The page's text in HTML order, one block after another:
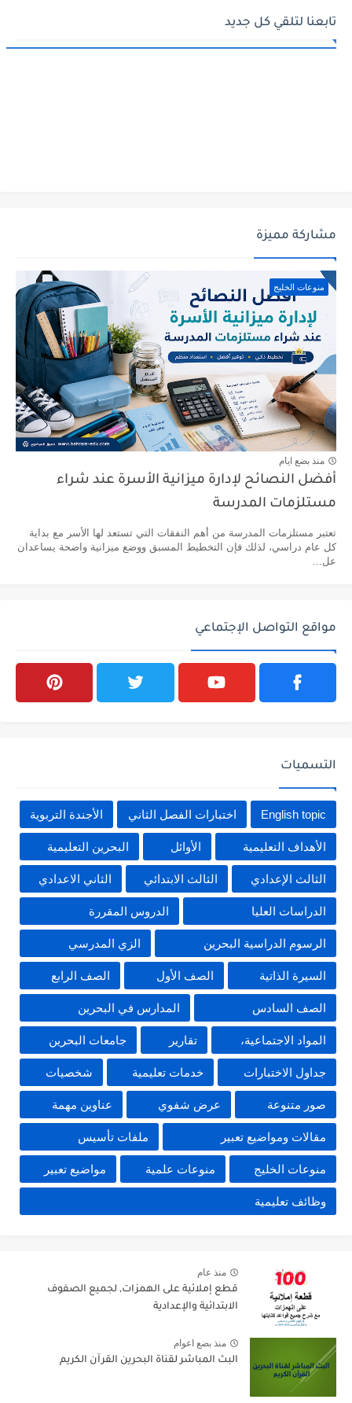
تابعنا لتلقي كل جديد
مشاركة مميزة
منوعات الخليج
منذ بضع ايام
أفضل النصائح لإدارة ميزانية الأسرة عند شراء
مستلزمات المدرسة
تعتبر مستلزمات المدرسة من أهم النفقات التي تستعد لها الأسر مع بداية
كل عام دراسي، لذلك فإن التخطيط المسبق ووضع ميزانية واضحة يساعدان
عل...
مواقع التواصل الإجتماعي
التسميات
English topic اختبارات الفصل الثاني الأجندة التربوية
الأهداف التعليمية الأوائل البحرين التعليمية
الثالث الإعدادي الثالث الابتدائي الثاني الاعدادي
الدراسات العليا الدروس المقررة
الرسوم الدراسية البحرين الزي المدرسي
السيرة الذاتية الصف الأول الصف الرابع
الصف السادس المدارس في البحرين
المواد الاجتماعية، تقارير جامعات البحرين
جداول الاختبارات خدمات تعليمية شخصيات
صور متنوعة عرض شفوي عناوين مهمة
مقالات ومواضيع تعبير ملفات تأسيس
منوعات الخليج منوعات علمية مواضيع تعبير
وظائف تعليمية
منذ عام
قطع إملائية على الهمزات, لجميع الصفوف
الابتدائية والإعدادية
منذ بضع اعوام
البث المباشر لقناة البحرين القرآن الكريم